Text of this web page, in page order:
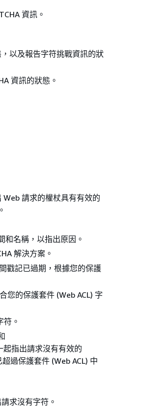
資訊。
以及報告字符挑戰資訊的狀
資訊的狀態。
Web 請求的權杖具有有效的
和名稱，以指出原因。
解決方案。
戳記已過期，根據您的保護
您的保護套件 (Web ACL) 字
符。
起指出請求沒有有效的
過保護套件 (Web ACL) 中
求沒有字符。